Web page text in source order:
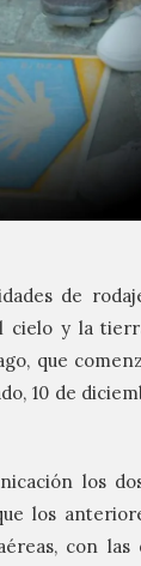
de
cielo y la
que
10 de
los
los
con